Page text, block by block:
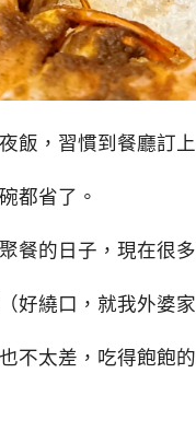
飯，習慣到餐廳訂上
都省了。
餐的日子，現在很
好繞口，就我外婆
不太差，吃得飽飽